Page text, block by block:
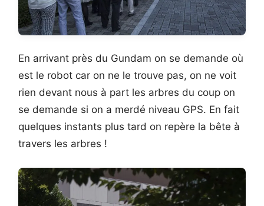
En arrivant près du Gundam on se demande où
est le robot car on ne le trouve pas, on ne voit
rien devant nous à part les arbres du coup on
se demande si on a merdé niveau GPS. En fait
quelques instants plus tard on repère la bête à
travers les arbres !